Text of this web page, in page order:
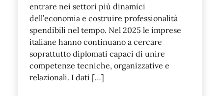
entrare nei settori più dinamici
dell’economia e costruire professionalità
spendibili nel tempo. Nel 2025 le imprese
italiane hanno continuano a cercare
soprattutto diplomati capaci di unire
competenze tecniche, organizzative e
relazionali. I dati […]